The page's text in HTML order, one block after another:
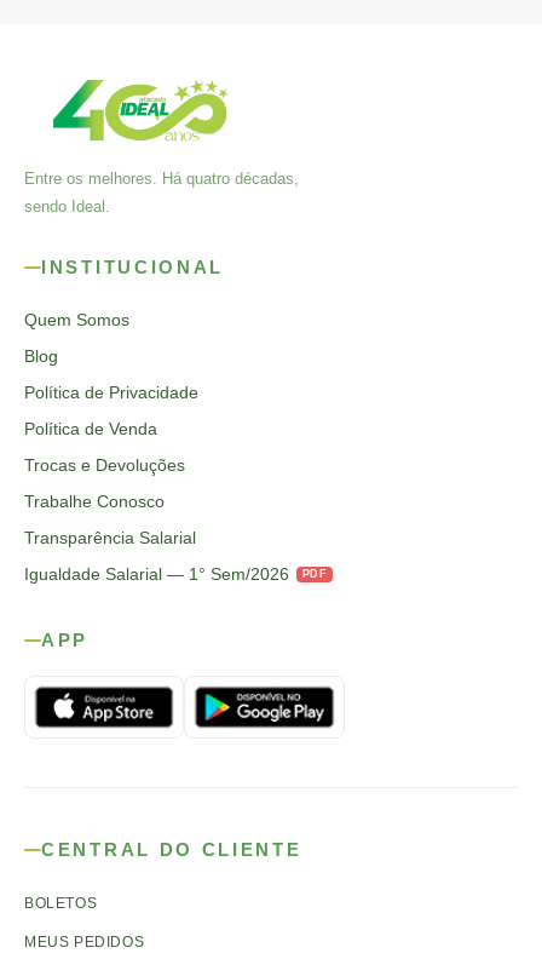
Entre os melhores. Há quatro décadas,
sendo Ideal.
INSTITUCIONAL
Quem Somos
Blog
Política de Privacidade
Política de Venda
Trocas e Devoluções
Trabalhe Conosco
Transparência Salarial
Igualdade Salarial — 1° Sem/2026
PDF
APP
CENTRAL DO CLIENTE
BOLETOS
MEUS PEDIDOS